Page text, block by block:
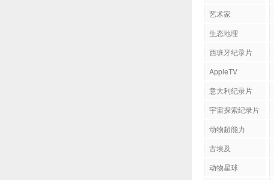
艺术家
生态地理
西班牙纪录片
AppleTV
意大利纪录片
宇宙探索纪录片
动物超能力
古埃及
动物星球